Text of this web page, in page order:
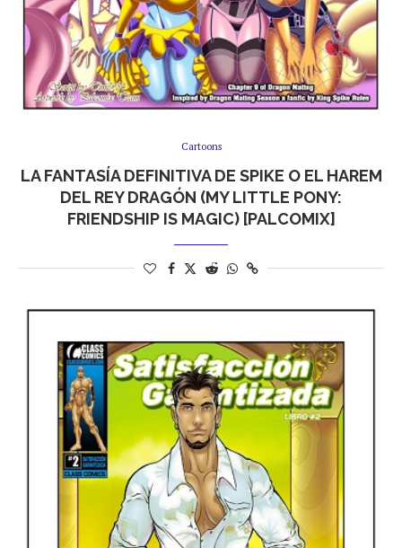
Cartoons
LA FANTASÍA DEFINITIVA DE SPIKE O EL HAREM
DEL REY DRAGÓN (MY LITTLE PONY:
FRIENDSHIP IS MAGIC) [PALCOMIX]